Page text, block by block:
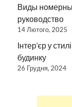
Виды
руководство
14 Лютого, 2025
Інтер’єр у
будинку
26 Грудня, 2024